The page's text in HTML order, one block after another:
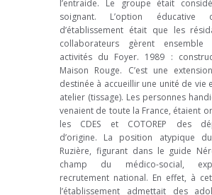
l’entraide. Le groupe était
soignant. L’option
d’établissement était que les
collaborateurs gèrent
activités du Foyer. 1989 :
Maison Rouge. C’est une
destinée à accueillir une unité de vie
atelier (tissage). Les personnes
venaient de toute la France, étaient
les CDES et COTOREP des
d’origine. La position atypique
Ruzière, figurant dans le guide
champ du médico-social,
recrutement national. En effet, à
l’établissement admettait des